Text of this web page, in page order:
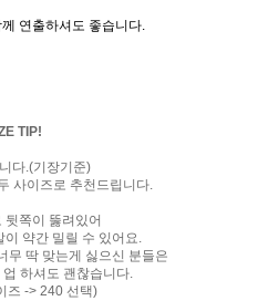
연출하셔도 좋습니다.
TIP!
다.(기장기준)
사이즈로 추천드립니다.
뒷쪽이 뚫려있어
이 약간 밀릴 수 있어요.
무 딱 맞는게 싫으신 분들은
하셔도 괜찮습니다.
즈 -> 240 선택)